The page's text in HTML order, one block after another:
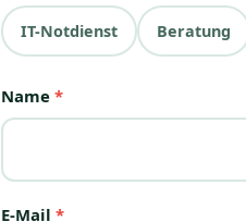
IT-Notdienst Beratung
Name *
E-Mail *